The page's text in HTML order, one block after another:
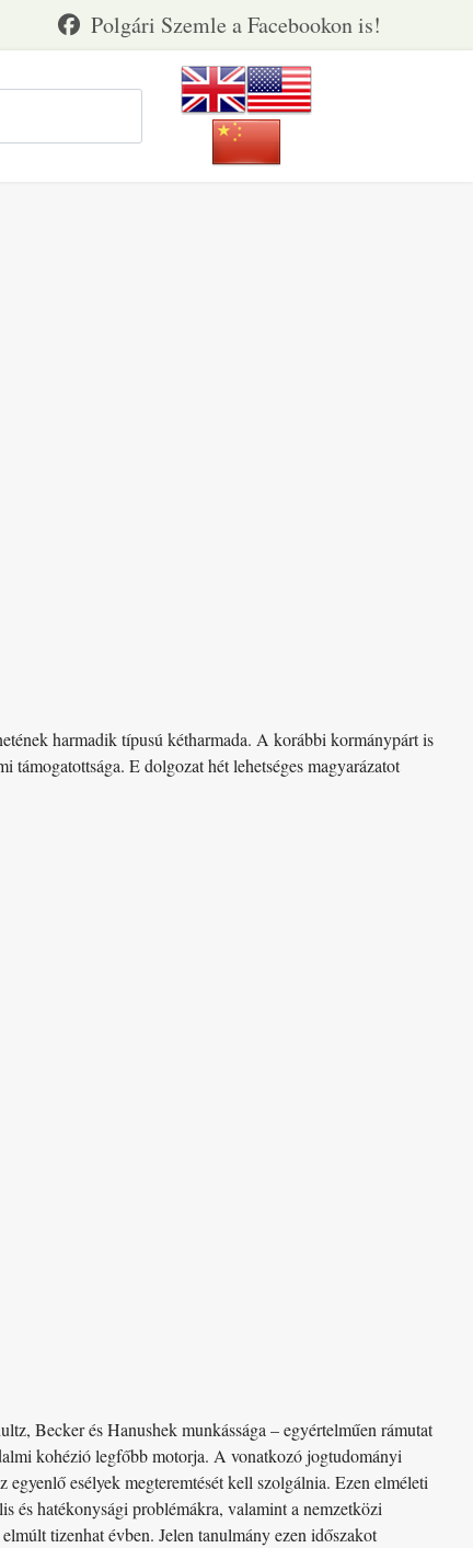
harmadik típusú kétharmada. A korábbi kormánypárt is
E dolgozat hét lehetséges magyarázatot
Becker és Hanushek munkássága – egyértelműen rámutat
kohézió legfőbb motorja. A vonatkozó jogtudományi
esélyek megteremtését kell szolgálnia. Ezen elméleti
és hatékonysági problémákra, valamint a nemzetközi
tizenhat évben. Jelen tanulmány ezen időszakot